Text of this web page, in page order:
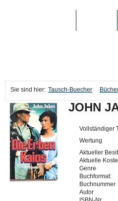
Sie sind hier: Tausch-Buecher
JOHN
Vollständiger
Wertung
Aktueller
Aktuelle
Genre
Buchformat:
Buchnummer
Autor